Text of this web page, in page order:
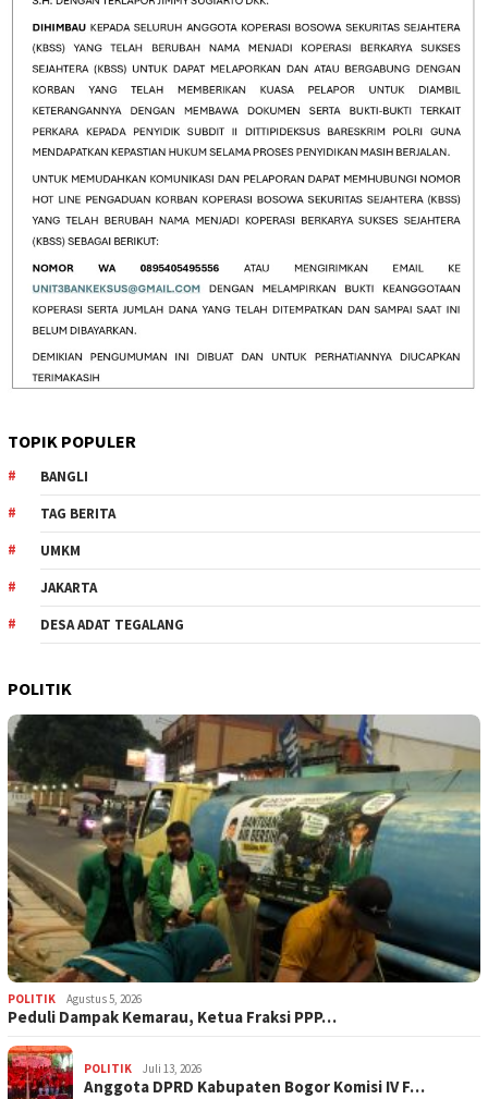
TOPIK POPULER
BANGLI
TAG BERITA
UMKM
JAKARTA
DESA ADAT TEGALANG
POLITIK
POLITIK Agustus 5, 2026
‎Peduli Dampak Kemarau, Ketua Fraksi PPP…
POLITIK Juli 13, 2026
Anggota DPRD Kabupaten Bogor Komisi IV F…